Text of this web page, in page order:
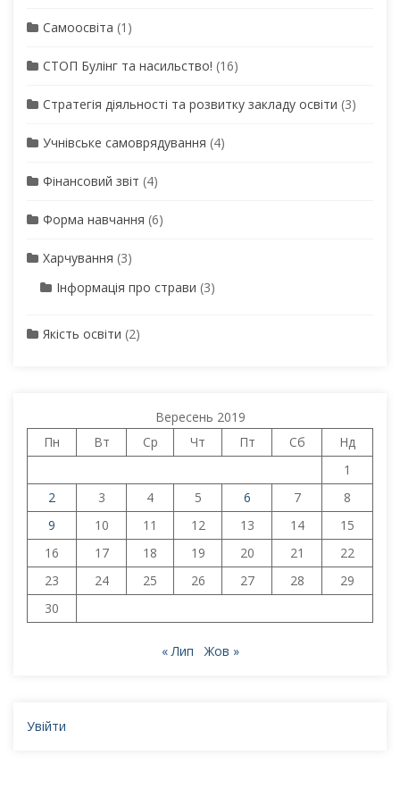
Самоосвіта (1)
СТОП Булінг та насильство! (16)
Стратегія діяльності та розвитку закладу освіти (3)
Учнівське самоврядування (4)
Фінансовий звіт (4)
Форма навчання (6)
Харчування (3)
Інформація про страви (3)
Якість освіти (2)
Вересень 2019
Пн
Вт Ср Чт Пт Сб
Нд
1
2
3 4 5 6 7
8
9
10 11 12 13 14
15
16
17 18 19 20 21
22
23
24 25 26 27 28
29
30
« Лип Жов »
Увійти